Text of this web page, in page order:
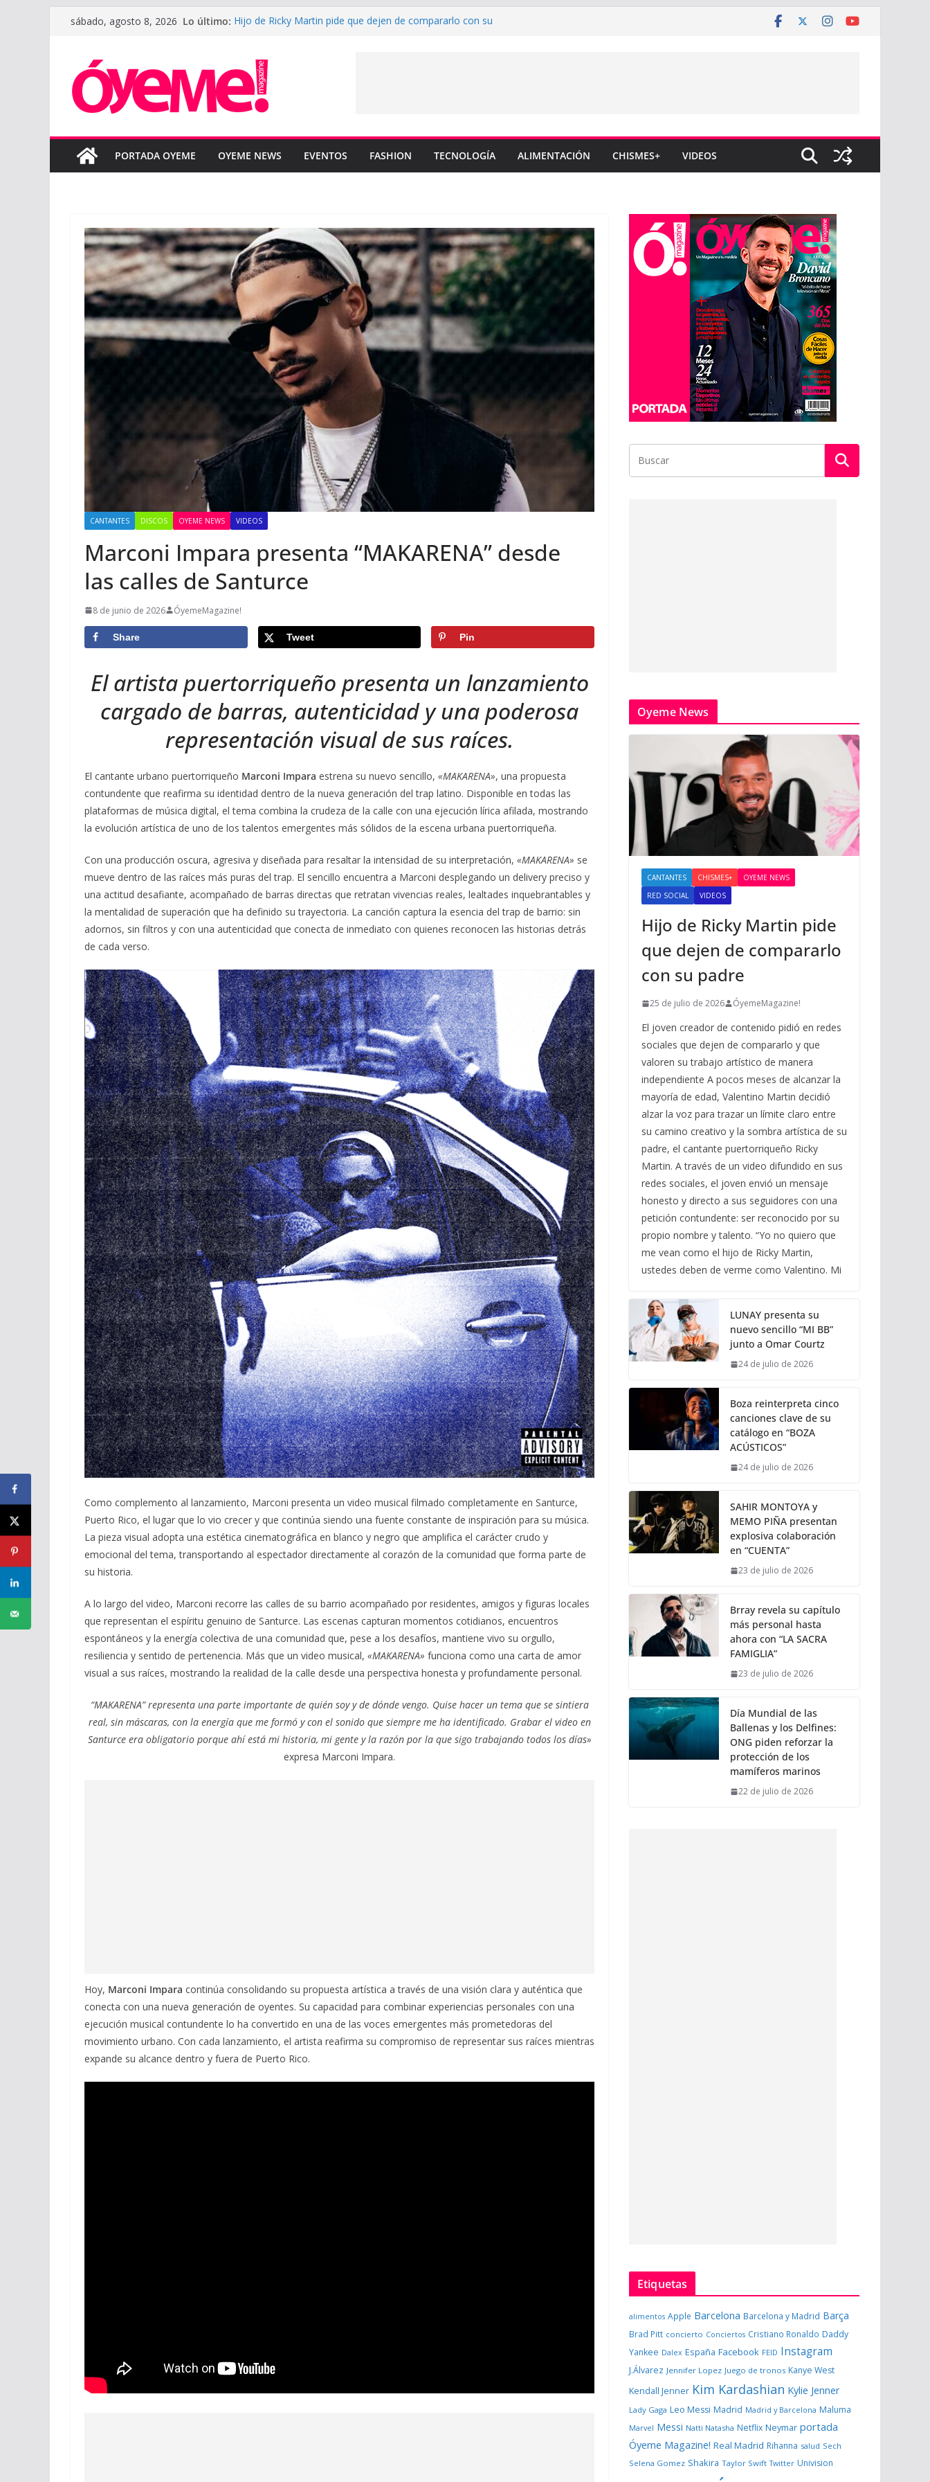
Saltarsábado, agosto 8, 2026 Lo último: Hijo de Ricky Martin pide que dejen de compararlo con su
la nueva temporada de la NBA
LUNAY presenta su nuevo sencillo “MI BB” junto a Omar
Courtz
Boza reinterpreta cinco canciones clave de su catálogo en
PORTADA OYEME OYEME NEWS EVENTOS FASHION TECNOLOGÍA ALIMENTACIÓN CHISMES+ VIDEOS
CANTANTES DISCOS OYEME NEWS VIDEOS
Marconi Impara presenta “MAKARENA” desde
las calles de Santurce
8 de junio de 2026 ÓyemeMagazine!
Share Tweet Pin
El artista puertorriqueño presenta un lanzamiento
cargado de barras, autenticidad y una poderosa
representación visual de sus raíces.
El cantante urbano puertorriqueño Marconi Impara estrena su nuevo sencillo, «MAKARENA», una propuesta
contundente que reafirma su identidad dentro de la nueva generación del trap latino. Disponible en todas las
plataformas de música digital, el tema combina la crudeza de la calle con una ejecución lírica afilada, mostrando
la evolución artística de uno de los talentos emergentes más sólidos de la escena urbana puertorriqueña.
Con una producción oscura, agresiva y diseñada para resaltar la intensidad de su interpretación, «MAKARENA» se
mueve dentro de las raíces más puras del trap. El sencillo encuentra a Marconi desplegando un delivery preciso y
una actitud desafiante, acompañado de barras directas que retratan vivencias reales, lealtades inquebrantables y
la mentalidad de superación que ha definido su trayectoria. La canción captura la esencia del trap de barrio: sin
adornos, sin filtros y con una autenticidad que conecta de inmediato con quienes reconocen las historias detrás
de cada verso.
Como complemento al lanzamiento, Marconi presenta un video musical filmado completamente en Santurce,
Puerto Rico, el lugar que lo vio crecer y que continúa siendo una fuente constante de inspiración para su música.
La pieza visual adopta una estética cinematográfica en blanco y negro que amplifica el carácter crudo y
emocional del tema, transportando al espectador directamente al corazón de la comunidad que forma parte de
su historia.
A lo largo del video, Marconi recorre las calles de su barrio acompañado por residentes, amigos y figuras locales
que representan el espíritu genuino de Santurce. Las escenas capturan momentos cotidianos, encuentros
espontáneos y la energía colectiva de una comunidad que, pese a los desafíos, mantiene vivo su orgullo,
resiliencia y sentido de pertenencia. Más que un video musical, «MAKARENA» funciona como una carta de amor
visual a sus raíces, mostrando la realidad de la calle desde una perspectiva honesta y profundamente personal.
“MAKARENA” representa una parte importante de quién soy y de dónde vengo. Quise hacer un tema que se sintiera
real, sin máscaras, con la energía que me formó y con el sonido que siempre me ha identificado. Grabar el video en
Santurce era obligatorio porque ahí está mi historia, mi gente y la razón por la que sigo trabajando todos los días»
expresa Marconi Impara.
Hoy, Marconi Impara continúa consolidando su propuesta artística a través de una visión clara y auténtica que
conecta con una nueva generación de oyentes. Su capacidad para combinar experiencias personales con una
ejecución musical contundente lo ha convertido en una de las voces emergentes más prometedoras del
movimiento urbano. Con cada lanzamiento, el artista reafirma su compromiso de representar sus raíces mientras
expande su alcance dentro y fuera de Puerto Rico.
Oyeme News
CANTANTES CHISMES+
OYEME NEWS
RED SOCIAL
VIDEOS
Hijo de Ricky Martin pide
que dejen de compararlo
con su padre
25 de julio de 2026 ÓyemeMagazine!
El joven creador de contenido pidió en redes
sociales que dejen de compararlo y que
valoren su trabajo artístico de manera
independiente A pocos meses de alcanzar la
mayoría de edad, Valentino Martin decidió
alzar la voz para trazar un límite claro entre
su camino creativo y la sombra artística de su
padre, el cantante puertorriqueño Ricky
Martin. A través de un video difundido en sus
redes sociales, el joven envió un mensaje
honesto y directo a sus seguidores con una
petición contundente: ser reconocido por su
propio nombre y talento. “Yo no quiero que
me vean como el hijo de Ricky Martin,
ustedes deben de verme como Valentino. Mi
LUNAY presenta su
nuevo sencillo “MI BB”
junto a Omar Courtz
24 de julio de 2026
Boza reinterpreta cinco
canciones clave de su
catálogo en “BOZA
ACÚSTICOS”
24 de julio de 2026
SAHIR MONTOYA y
MEMO PIÑA presentan
explosiva colaboración
en “CUENTA”
23 de julio de 2026
Brray revela su capítulo
más personal hasta
ahora con “LA SACRA
FAMIGLIA”
23 de julio de 2026
Día Mundial de las
Ballenas y los Delfines:
ONG piden reforzar la
protección de los
mamíferos marinos
22 de julio de 2026
Etiquetas
alimentos Apple Barcelona Barcelona y Madrid Barça
Brad Pitt concierto Conciertos Cristiano Ronaldo Daddy
Yankee Dalex España Facebook FEID Instagram
J.Álvarez Jennifer Lopez Juego de tronos Kanye West
Kendall Jenner Kim Kardashian Kylie Jenner
Lady Gaga Leo Messi Madrid Madrid y Barcelona Maluma
Marvel Messi Natti Natasha Netflix Neymar portada
Óyeme Magazine! Real Madrid Rihanna salud Sech
Selena Gomez Shakira Taylor Swift Twitter Univision